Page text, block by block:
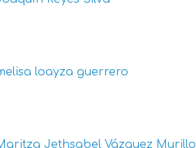
loayza guerrero
Jethsabel Vázquez Murillo